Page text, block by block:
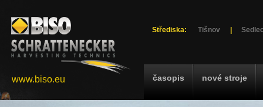
Střediska: Tišnov
časopis nové stroje
www.biso.eu